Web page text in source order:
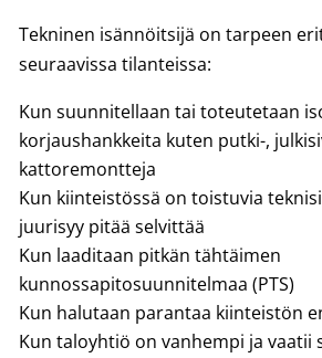
Tekninen isännöitsijä on tarpeen
seuraavissa tilanteissa:
Kun suunnitellaan tai toteutetaan
korjaushankkeita kuten putki-,
kattoremontteja
Kun kiinteistössä on toistuvia
juurisyy pitää selvittää
Kun laaditaan pitkän tähtäimen
kunnossapitosuunnitelmaa (PTS)
Kun halutaan parantaa kiinteistön
Kun taloyhtiö on vanhempi ja vaatii